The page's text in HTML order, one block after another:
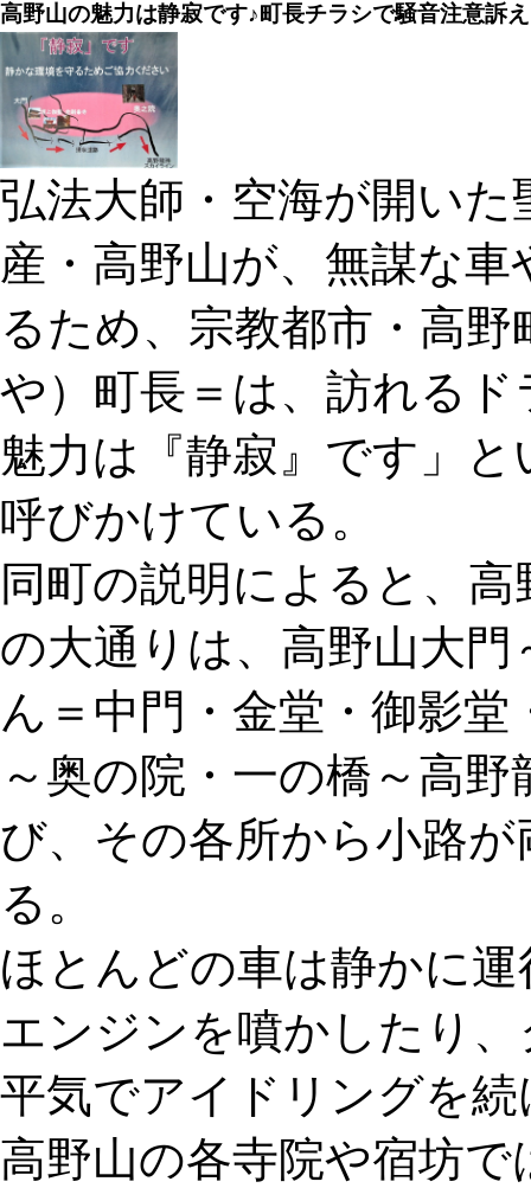
高野山の魅力は静寂です♪町長チラシで騒音注意訴え
弘法大師・空海が開い
産・高野山が、無謀な
るため、宗教都市・高
や）町長＝は、訪れる
魅力は『静寂』です」
呼びかけている。
同町の説明によると、
の大通りは、高野山大
ん＝中門・金堂・御影
～奥の院・一の橋～高
び、その各所から小路
る。
ほとんどの車は静かに
エンジンを噴かしたり
平気でアイドリングを
高野山の各寺院や宿坊